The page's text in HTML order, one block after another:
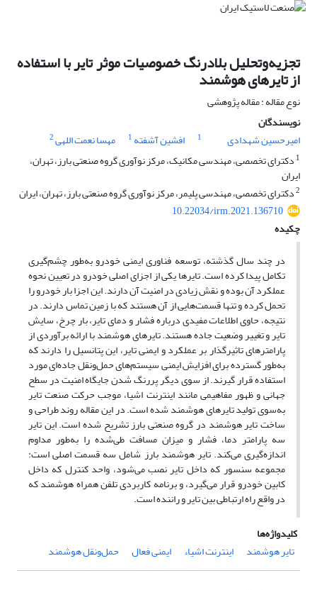
تجزیه‌وتحلیل بلادرنگ خصوصیات موثر تایر با استفاده
از تایرهای هوشمند
نوع مقاله : مقاله پژوهشی
نویسندگان
امیرحسین شهدادی
1 افشین آشفته 1 مهسا نعمت اللهی2
1 دکترای تخصصی، مهندسی مکانیک، مرکز نوآوری گروه صنعتی بارز، تهران،
ایران
2دکترای تخصصی، مهندسی پلیمر، مرکز نوآوری گروه صنعتی بارز، تهران، ایران
10.22034/irm.2021.136710
چکیده
در چند سال گذشته، توسعه فناوری ایمنی خودرو به‌طور چشم‌گیری
تکامل پیدا کرده است. تایرها یکی از اجزای اصلی خودرو در تعیین نحوه
عملکرد آن بوده و نقش زیادی در امنیت آن دارند. این اجزا بار خودرو را
تحمل کرده و تنها قسمت‌هایی از آن هستند که با زمین تماس دارند. در
نتیجه، حاوی اطلاعات مفیدی درباره فشار و دمای تایر، بار چرخ، سایش
تایر و تغییر وضعیت جاده هستند. تایرهای هوشمند با ارائه برآوردی از
پارامترهای تاثیرگذار بر عملکرد و ایمنی تایر، این پتانسیل را دارند که
به‌طور گسترده برای افزایش ایمنی سیستم‌های حمل‌ونقل جاده‌ای مورد
استفاده قرار گیرند. از سوی دیگر پررنگ شدن جایگاه امنیت در سطح
جهانی و ظهور مفاهیمی مانند اینترنت اشیا، موجب حرکت صنعت تایر
به‌سوی تولید تایرهای هوشمند شده است. در این مقاله روند طراحی و
ساخت تایر هوشمند در گروه صنعتی بارز تشریح شده است. این تایر
سه پارامتر دما، فشار و میزان مسافت طی‌شده را به‌طور مداوم
اندازه‌گیری می‌کند. تایر هوشمند بارز شامل سه قسمت اصلی است:
مجموعه سنسور که داخل تایر نصب می‌شود، واحد کنترل که داخل
کابین خودرو قرار می‌گیرد، و برنامه کاربردی تلفن همراه هوشمند که
در واقع راه‌ ارتباطی بین تایر و راننده است.
کلیدواژه‌ها
تایر هوشمند
اینترنت اشیاء ایمنی فعال حمل‌ونقل هوشمند